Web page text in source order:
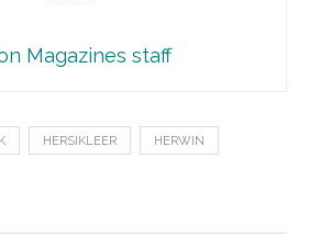
Magazines staff
HERSIKLEER HERWIN